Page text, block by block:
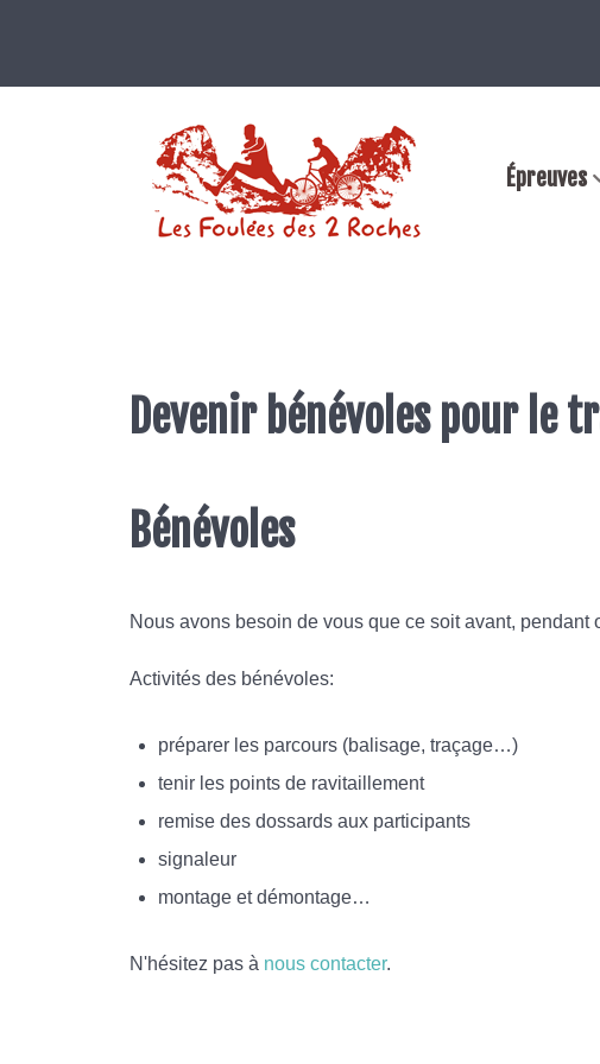
Épreuves
Devenir bénévoles pour le
Bénévoles
Nous avons besoin de vous que ce soit avant, pendant
Activités des bénévoles:
préparer les parcours (balisage, traçage…)
tenir les points de ravitaillement
remise des dossards aux participants
signaleur
montage et démontage…
N'hésitez pas à nous contacter.